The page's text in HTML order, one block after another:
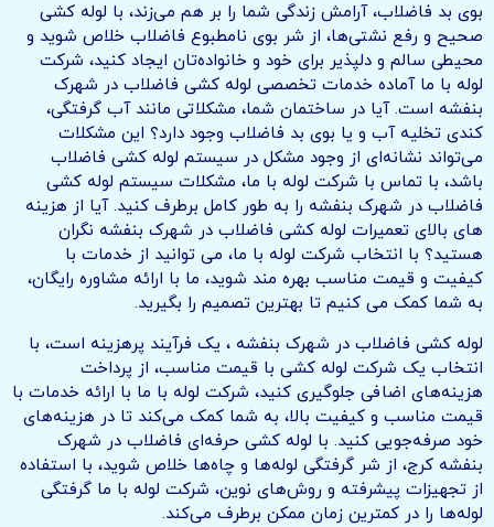
بوی بد فاضلاب، آرامش زندگی شما را بر هم می‌زند، با لوله کشی
صحیح و رفع نشتی‌ها، از شر بوی نامطبوع فاضلاب خلاص شوید و
محیطی سالم و دلپذیر برای خود و خانواده‌تان ایجاد کنید، شرکت
لوله با ما آماده خدمات تخصصی لوله کشی فاضلاب در شهرک
بنفشه است. آیا در ساختمان شما، مشکلاتی مانند آب گرفتگی،
کندی تخلیه آب و یا بوی بد فاضلاب وجود دارد؟ این مشکلات
می‌تواند نشانه‌ای از وجود مشکل در سیستم لوله کشی فاضلاب
باشد، با تماس با شرکت لوله با ما، مشکلات سیستم لوله کشی
فاضلاب در شهرک بنفشه را به طور کامل برطرف کنید. آیا از هزینه
های بالای تعمیرات لوله کشی فاضلاب در شهرک بنفشه نگران
هستید؟ با انتخاب شرکت لوله با ما، می توانید از خدمات با
کیفیت و قیمت مناسب بهره مند شوید، ما با ارائه مشاوره رایگان،
به شما کمک می کنیم تا بهترین تصمیم را بگیرید.
لوله کشی فاضلاب در شهرک بنفشه ، یک فرآیند پرهزینه است، با
انتخاب یک شرکت لوله کشی با قیمت مناسب، از پرداخت
هزینه‌های اضافی جلوگیری کنید، شرکت لوله با ما با ارائه خدمات با
قیمت مناسب و کیفیت بالا، به شما کمک می‌کند تا در هزینه‌های
خود صرفه‌جویی کنید. با لوله کشی حرفه‌ای فاضلاب در شهرک
بنفشه کرج، از شر گرفتگی لوله‌ها و چاه‌ها خلاص شوید، با استفاده
از تجهیزات پیشرفته و روش‌های نوین، شرکت لوله با ما گرفتگی
لوله‌ها را در کمترین زمان ممکن برطرف می‌کند.